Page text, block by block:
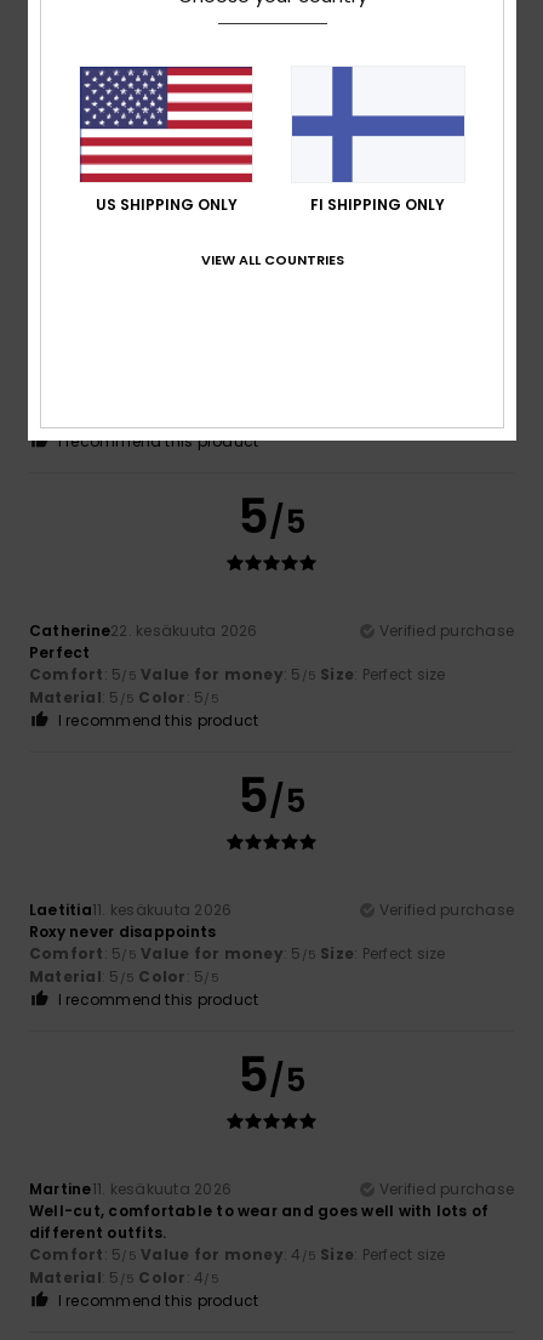
It fits perfectly.
Comfort: 5/5 Value for money
Material: 5/5 Color: 5/5
I recommend this product
I recommend this product
5/5
Catherine22. kesäkuuta 2026
Verified purchase
Perfect
Comfort: 5/5 Value for money: 5 /5 Size: Perfect size
Material: 5 /5 Color: 5/5
I recommend this product
5/5
Laetitia11. kesäkuuta 2026
Verified purchase
Roxy never disappoints
Comfort: 5/5 Value for money: 5 /5 Size: Perfect size
Material: 5 /5 Color: 5/5
I recommend this product
5/5
Martine11. kesäkuuta 2026
Verified purchase
Well-cut, comfortable to wear and goes well with lots of
different outfits.
Comfort: 5/5 Value for money: 4 /5 Size: Perfect size
Material: 5 /5 Color: 4/5
I recommend this product
US SHIPPING ONLY FI SHIPPING ONLY
VIEW ALL COUNTRIES